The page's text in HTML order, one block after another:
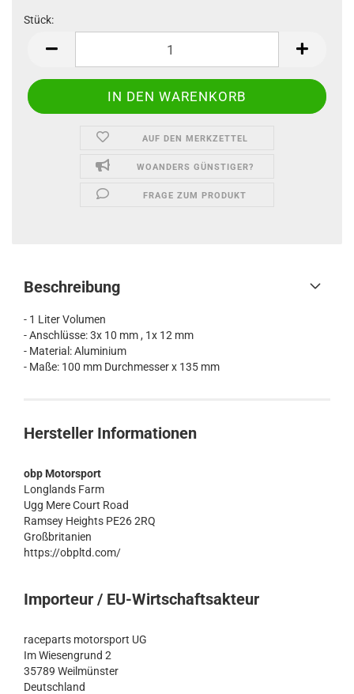
Stück:
AUF DEN MERKZETTEL
WOANDERS GÜNSTIGER?
FRAGE ZUM PRODUKT
Beschreibung
- 1 Liter Volumen
- Anschlüsse: 3x 10 mm , 1x 12 mm
- Material: Aluminium
- Maße: 100 mm Durchmesser x 135 mm
Hersteller Informationen
obp Motorsport
Longlands Farm
Ugg Mere Court Road
Ramsey Heights PE26 2RQ
Großbritanien
https://obpltd.com/
Importeur / EU-Wirtschaftsakteur
raceparts motorsport UG
Im Wiesengrund 2
35789 Weilmünster
Deutschland